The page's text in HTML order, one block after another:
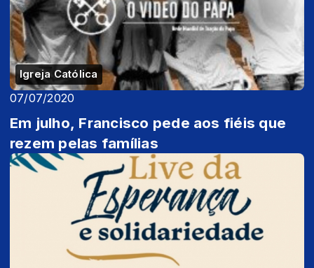
Igreja Católica
07/07/2020
Em julho, Francisco pede aos fiéis que
rezem pelas famílias